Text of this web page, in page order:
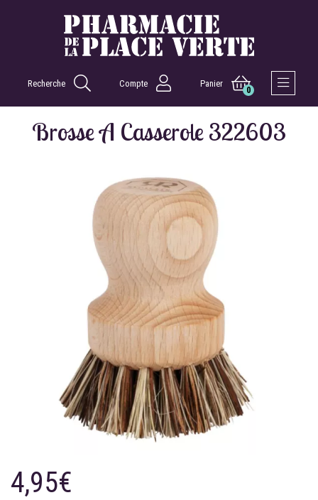
Recherche Compte Panier
0
Brosse A Casserole 322603
4,95€